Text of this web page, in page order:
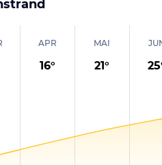
APR
16°
MAI
21° 25